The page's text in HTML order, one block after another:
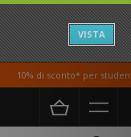
VISTA
10% di sconto* per